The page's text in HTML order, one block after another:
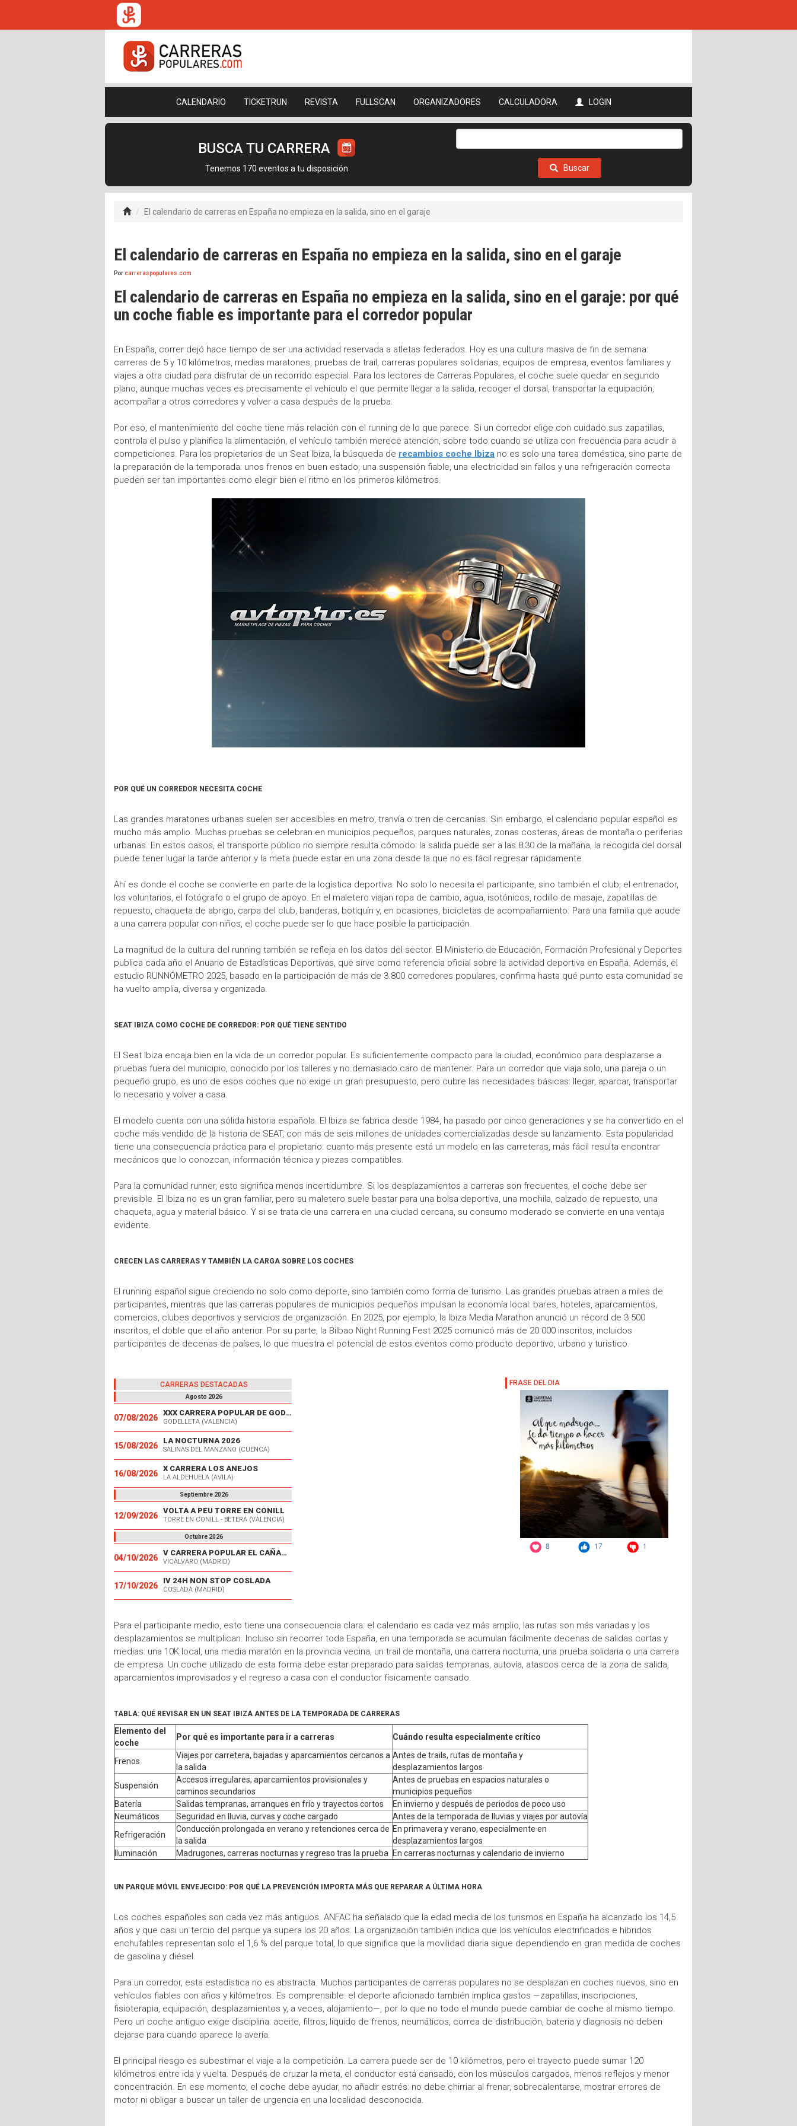
CALENDARIO TICKETRUN REVISTA FULLSCAN ORGANIZADORES CALCULADORA LOGIN
BUSCA TU CARRERA
Tenemos 170 eventos a tu disposición Buscar
El calendario de carreras en España no empieza en la salida, sino en el garaje
El calendario de carreras en España no empieza en la salida, sino en el garaje
Porcarreraspopulares.com
El calendario de carreras en España no empieza en la salida, sino en el garaje: por qué
un coche fiable es importante para el corredor popular
En España, correr dejó hace tiempo de ser una actividad reservada a atletas federados. Hoy es una cultura masiva de fin de semana:
carreras de 5 y 10 kilómetros, medias maratones, pruebas de trail, carreras populares solidarias, equipos de empresa, eventos familiares y
viajes a otra ciudad para disfrutar de un recorrido especial. Para los lectores de Carreras Populares, el coche suele quedar en segundo
plano, aunque muchas veces es precisamente el vehículo el que permite llegar a la salida, recoger el dorsal, transportar la equipación,
acompañar a otros corredores y volver a casa después de la prueba.
Por eso, el mantenimiento del coche tiene más relación con el running de lo que parece. Si un corredor elige con cuidado sus zapatillas,
controla el pulso y planifica la alimentación, el vehículo también merece atención, sobre todo cuando se utiliza con frecuencia para acudir a
competiciones. Para los propietarios de un Seat Ibiza, la búsqueda de recambios coche Ibiza no es solo una tarea doméstica, sino parte de
la preparación de la temporada: unos frenos en buen estado, una suspensión fiable, una electricidad sin fallos y una refrigeración correcta
pueden ser tan importantes como elegir bien el ritmo en los primeros kilómetros.
POR QUÉ UN CORREDOR NECESITA COCHE
Las grandes maratones urbanas suelen ser accesibles en metro, tranvía o tren de cercanías. Sin embargo, el calendario popular español es
mucho más amplio. Muchas pruebas se celebran en municipios pequeños, parques naturales, zonas costeras, áreas de montaña o periferias
urbanas. En estos casos, el transporte público no siempre resulta cómodo: la salida puede ser a las 8:30 de la mañana, la recogida del dorsal
puede tener lugar la tarde anterior y la meta puede estar en una zona desde la que no es fácil regresar rápidamente.
Ahí es donde el coche se convierte en parte de la logística deportiva. No solo lo necesita el participante, sino también el club, el entrenador,
los voluntarios, el fotógrafo o el grupo de apoyo. En el maletero viajan ropa de cambio, agua, isotónicos, rodillo de masaje, zapatillas de
repuesto, chaqueta de abrigo, carpa del club, banderas, botiquín y, en ocasiones, bicicletas de acompañamiento. Para una familia que acude
a una carrera popular con niños, el coche puede ser lo que hace posible la participación.
La magnitud de la cultura del running también se refleja en los datos del sector. El Ministerio de Educación, Formación Profesional y Deportes
publica cada año el Anuario de Estadísticas Deportivas, que sirve como referencia oficial sobre la actividad deportiva en España. Además, el
estudio RUNNÓMETRO 2025, basado en la participación de más de 3.800 corredores populares, confirma hasta qué punto esta comunidad se
ha vuelto amplia, diversa y organizada.
SEAT IBIZA COMO COCHE DE CORREDOR: POR QUÉ TIENE SENTIDO
El Seat Ibiza encaja bien en la vida de un corredor popular. Es suficientemente compacto para la ciudad, económico para desplazarse a
pruebas fuera del municipio, conocido por los talleres y no demasiado caro de mantener. Para un corredor que viaja solo, una pareja o un
pequeño grupo, es uno de esos coches que no exige un gran presupuesto, pero cubre las necesidades básicas: llegar, aparcar, transportar
lo necesario y volver a casa.
El modelo cuenta con una sólida historia española. El Ibiza se fabrica desde 1984, ha pasado por cinco generaciones y se ha convertido en el
coche más vendido de la historia de SEAT, con más de seis millones de unidades comercializadas desde su lanzamiento. Esta popularidad
tiene una consecuencia práctica para el propietario: cuanto más presente está un modelo en las carreteras, más fácil resulta encontrar
mecánicos que lo conozcan, información técnica y piezas compatibles.
Para la comunidad runner, esto significa menos incertidumbre. Si los desplazamientos a carreras son frecuentes, el coche debe ser
previsible. El Ibiza no es un gran familiar, pero su maletero suele bastar para una bolsa deportiva, una mochila, calzado de repuesto, una
chaqueta, agua y material básico. Y si se trata de una carrera en una ciudad cercana, su consumo moderado se convierte en una ventaja
evidente.
CRECEN LAS CARRERAS Y TAMBIÉN LA CARGA SOBRE LOS COCHES
El running español sigue creciendo no solo como deporte, sino también como forma de turismo. Las grandes pruebas atraen a miles de
participantes, mientras que las carreras populares de municipios pequeños impulsan la economía local: bares, hoteles, aparcamientos,
comercios, clubes deportivos y servicios de organización. En 2025, por ejemplo, la Ibiza Media Marathon anunció un récord de 3.500
inscritos, el doble que el año anterior. Por su parte, la Bilbao Night Running Fest 2025 comunicó más de 20.000 inscritos, incluidos
participantes de decenas de países, lo que muestra el potencial de estos eventos como producto deportivo, urbano y turístico.
CARRERAS DESTACADAS
Agosto 2026
07/08/2026
XXX CARRERA POPULAR DE GODELLETA
GODELLETA (VALENCIA)
15/08/2026
LA NOCTURNA 2026
SALINAS DEL MANZANO (CUENCA)
16/08/2026
X CARRERA LOS ANEJOS
LA ALDEHUELA (AVILA)
Septiembre 2026
12/09/2026
VOLTA A PEU TORRE EN CONILL
TORRE EN CONILL - BETERA (VALENCIA)
Octubre 2026
04/10/2026
V CARRERA POPULAR EL CAÑAVERAL
VICÁLVARO (MADRID)
17/10/2026
IV 24H NON STOP COSLADA
COSLADA (MADRID)
Para el participante medio, esto tiene una consecuencia clara: el calendario es cada vez más amplio, las rutas son más variadas y los
desplazamientos se multiplican. Incluso sin recorrer toda España, en una temporada se acumulan fácilmente decenas de salidas cortas y
medias: una 10K local, una media maratón en la provincia vecina, un trail de montaña, una carrera nocturna, una prueba solidaria o una carrera
de empresa. Un coche utilizado de esta forma debe estar preparado para salidas tempranas, autovía, atascos cerca de la zona de salida,
aparcamientos improvisados y el regreso a casa con el conductor físicamente cansado.
TABLA: QUÉ REVISAR EN UN SEAT IBIZA ANTES DE LA TEMPORADA DE CARRERAS
Elemento del
coche
Por qué es importante para ir a carreras Cuándo resulta especialmente crítico
Frenos
Viajes por carretera, bajadas y aparcamientos cercanos a
la salida
Antes de trails, rutas de montaña y
desplazamientos largos
Suspensión
Accesos irregulares, aparcamientos provisionales y
caminos secundarios
Antes de pruebas en espacios naturales o
municipios pequeños
Batería
Salidas tempranas, arranques en frío y trayectos cortos
En invierno y después de periodos de poco uso
Neumáticos
Seguridad en lluvia, curvas y coche cargado
Antes de la temporada de lluvias y viajes por autovía
Refrigeración
Conducción prolongada en verano y retenciones cerca de
la salida
En primavera y verano, especialmente en
desplazamientos largos
Iluminación
Madrugones, carreras nocturnas y regreso tras la prueba En carreras nocturnas y calendario de invierno
UN PARQUE MÓVIL ENVEJECIDO: POR QUÉ LA PREVENCIÓN IMPORTA MÁS QUE REPARAR A ÚLTIMA HORA
Los coches españoles son cada vez más antiguos. ANFAC ha señalado que la edad media de los turismos en España ha alcanzado los 14,5
años y que casi un tercio del parque ya supera los 20 años. La organización también indica que los vehículos electrificados e híbridos
enchufables representan solo el 1,6 % del parque total, lo que significa que la movilidad diaria sigue dependiendo en gran medida de coches
de gasolina y diésel.
Para un corredor, esta estadística no es abstracta. Muchos participantes de carreras populares no se desplazan en coches nuevos, sino en
vehículos fiables con años y kilómetros. Es comprensible: el deporte aficionado también implica gastos —zapatillas, inscripciones,
fisioterapia, equipación, desplazamientos y, a veces, alojamiento—, por lo que no todo el mundo puede cambiar de coche al mismo tiempo.
Pero un coche antiguo exige disciplina: aceite, filtros, líquido de frenos, neumáticos, correa de distribución, batería y diagnosis no deben
dejarse para cuando aparece la avería.
El principal riesgo es subestimar el viaje a la competición. La carrera puede ser de 10 kilómetros, pero el trayecto puede sumar 120
kilómetros entre ida y vuelta. Después de cruzar la meta, el conductor está cansado, con los músculos cargados, menos reflejos y menor
concentración. En ese momento, el coche debe ayudar, no añadir estrés: no debe chirriar al frenar, sobrecalentarse, mostrar errores de
motor ni obligar a buscar un taller de urgencia en una localidad desconocida.